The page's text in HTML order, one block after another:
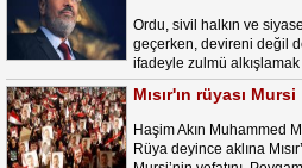
Ordu, sivil halkın ve
geçerken, devireni değil
ifadeyle zulmü alkışlamak
Mısır'ın rüyası Mursi
Haşim Akın Muhammed
Rüya deyince aklına